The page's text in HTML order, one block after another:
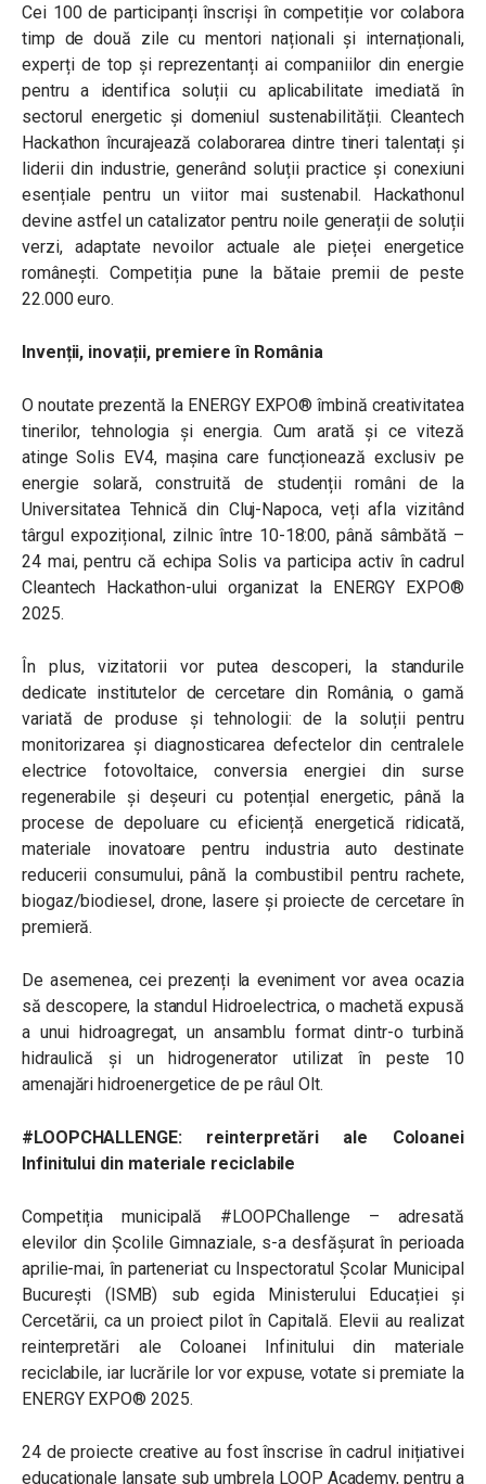
Cei 100 de participanți înscriși în competiție vor colabora
timp de două zile cu mentori naționali și internaționali,
experți de top și reprezentanți ai companiilor din energie
pentru a identifica soluții cu aplicabilitate imediată în
sectorul energetic și domeniul sustenabilității. Cleantech
Hackathon încurajează colaborarea dintre tineri talentați și
liderii din industrie, generând soluții practice și conexiuni
esențiale pentru un viitor mai sustenabil. Hackathonul
devine astfel un catalizator pentru noile generații de soluții
verzi, adaptate nevoilor actuale ale pieței energetice
românești. Competiția pune la bătaie premii de peste
22.000 euro.
Invenții, inovații, premiere în România
O noutate prezentă la ENERGY EXPO® îmbină creativitatea
tinerilor, tehnologia și energia. Cum arată și ce viteză
atinge Solis EV4, mașina care funcționează exclusiv pe
energie solară, construită de studenții români de la
Universitatea Tehnică din Cluj-Napoca, veți afla vizitând
târgul expozițional, zilnic între 10-18:00, până sâmbătă –
24 mai, pentru că echipa Solis va participa activ în cadrul
Cleantech Hackathon-ului organizat la ENERGY EXPO®
2025.
În plus, vizitatorii vor putea descoperi, la standurile
dedicate institutelor de cercetare din România, o gamă
variată de produse și tehnologii: de la soluții pentru
monitorizarea și diagnosticarea defectelor din centralele
electrice fotovoltaice, conversia energiei din surse
regenerabile și deșeuri cu potențial energetic, până la
procese de depoluare cu eficiență energetică ridicată,
materiale inovatoare pentru industria auto destinate
reducerii consumului, până la combustibil pentru rachete,
biogaz/biodiesel, drone, lasere și proiecte de cercetare în
premieră.
De asemenea, cei prezenți la eveniment vor avea ocazia
să descopere, la standul Hidroelectrica, o machetă expusă
a unui hidroagregat, un ansamblu format dintr-o turbină
hidraulică și un hidrogenerator utilizat în peste 10
amenajări hidroenergetice de pe râul Olt.
#LOOPCHALLENGE: reinterpretări ale Coloanei
Infinitului din materiale reciclabile
Competiția municipală #LOOPChallenge – adresată
elevilor din Școlile Gimnaziale, s-a desfășurat în perioada
aprilie-mai, în parteneriat cu Inspectoratul Școlar Municipal
București (ISMB) sub egida Ministerului Educației și
Cercetării, ca un proiect pilot în Capitală. Elevii au realizat
reinterpretări ale Coloanei Infinitului din materiale
reciclabile, iar lucrările lor vor expuse, votate si premiate la
ENERGY EXPO® 2025.
24 de proiecte creative au fost înscrise în cadrul inițiativei
educaționale lansate sub umbrela LOOP Academy, pentru a